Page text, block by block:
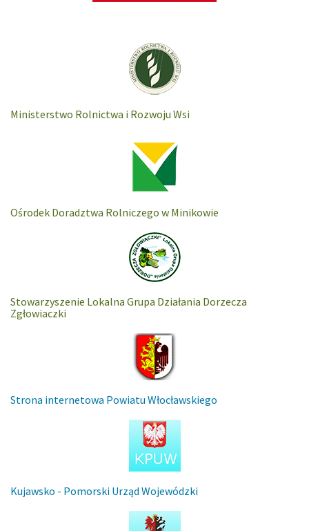
Ministerstwo Rolnictwa i Rozwoju Wsi
Ośrodek Doradztwa Rolniczego w Minikowie
Stowarzyszenie Lokalna Grupa Działania Dorzecza
Zgłowiaczki
Strona internetowa Powiatu Włocławskiego
Kujawsko - Pomorski Urząd Wojewódzki